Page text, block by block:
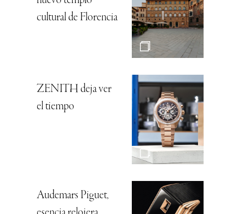
cultural de Florencia
ZENITH deja ver
el tiempo
Audemars Piguet,